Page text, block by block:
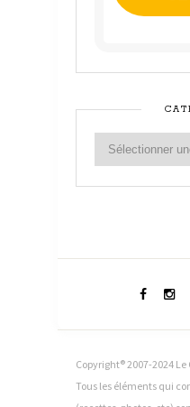
Copyright® 2007-2024
Tous les éléments qui